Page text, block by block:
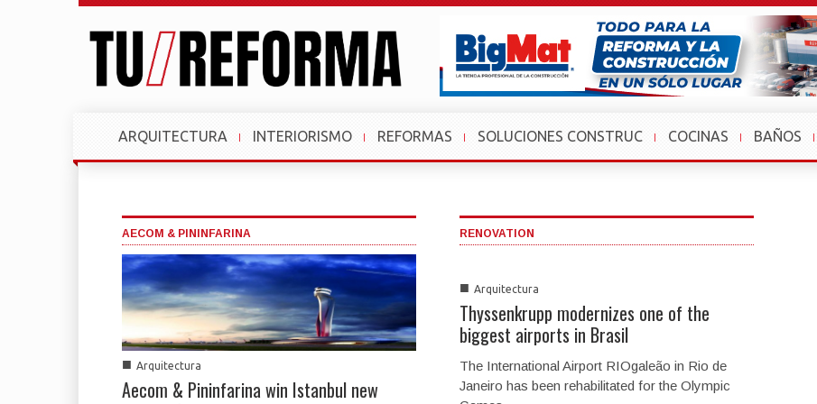
ARQUITECTURA INTERIORISMO REFORMAS SOLUCIONES CONSTRUC COCINAS BAÑOS
AECOM & PININFARINA
■ Arquitectura
Aecom & Pininfarina win Istanbul new
RENOVATION
■ Arquitectura
Thyssenkrupp modernizes one of the
biggest airports in Brasil
The International Airport RIOgaleão in Rio de
Janeiro has been rehabilitated for the Olympic